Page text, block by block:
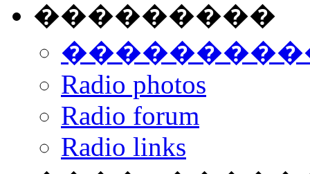
���������
Radio photos
Radio forum
Radio links